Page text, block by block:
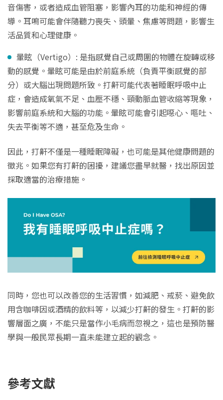
音傷害，或者造成血管阻塞，影響內耳的功能和神經的傳
導。耳鳴可能會伴隨聽力喪失、頭暈、焦慮等問題，影響生
活品質和心理健康。
暈眩（Vertigo）: 是指感覺自己或周圍的物體在旋轉或移
動的感覺。暈眩可能是由於前庭系統（負責平衡感覺的部
分）或大腦出現問題所致。打鼾可能代表著睡眠呼吸中止
症，會造成氧氣不足、血壓不穩、頸動脈血管收縮等現象，
影響前庭系統和大腦的功能。暈眩可能會引起噁心、嘔吐、
失去平衡等不適，甚至危及生命。
因此，打鼾不僅是一種睡眠障礙，也可能是其他健康問題的
徵兆。如果您有打鼾的困擾，建議您盡早就醫，找出原因並
採取適當的治療措施。
同時，您也可以改善您的生活習慣，如減肥、戒菸、避免飲
用含咖啡因或酒精的飲料等，以減少打鼾的發生。打鼾的影
響層面之廣，不能只是當作小毛病而忽視之，這也是預防醫
學與一般民眾長期一直未能建立起的觀念。
參考文獻